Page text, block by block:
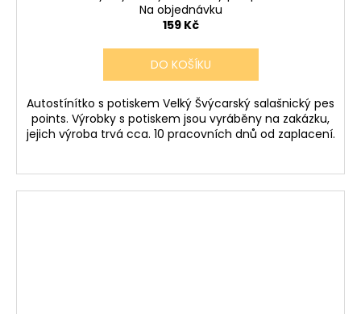
Na objednávku
159 Kč
DO KOŠÍKU
Autostínítko s potiskem Velký Švýcarský salašnický pes
points. Výrobky s potiskem jsou vyráběny na zakázku,
jejich výroba trvá cca. 10 pracovních dnů od zaplacení.